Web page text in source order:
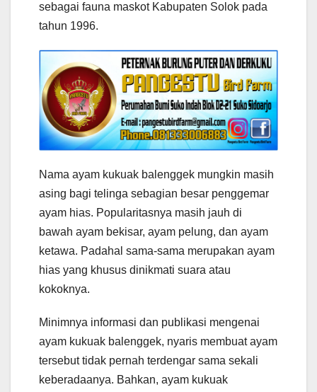
sebagai fauna maskot Kabupaten Solok pada
tahun 1996.
Nama ayam kukuak balenggek mungkin masih
asing bagi telinga sebagian besar penggemar
ayam hias. Popularitasnya masih jauh di
bawah ayam bekisar, ayam pelung, dan ayam
ketawa. Padahal sama-sama merupakan ayam
hias yang khusus dinikmati suara atau
kokoknya.
Minimnya informasi dan publikasi mengenai
ayam kukuak balenggek, nyaris membuat ayam
tersebut tidak pernah terdengar sama sekali
keberadaanya. Bahkan, ayam kukuak